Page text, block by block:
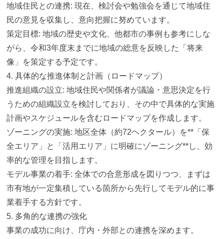
地域住民との連携: 現在、検討会や勉強会を通じて地域住
民の意見を収集し、意向把握に努めています。
策定目標: 地域の歴史や文化、他都市の事例も参考にしな
がら、令和3年度末までに地域の総意を反映した「将来
像」 を策定する予定です。
4. 具体的な推進体制と計画（ロードマップ）
推進組織の設立: 地域住民や関係者が議論・意思決定を行
うための組織設立を検討しており、 その中で具体的な実施
計画やスケジュールを含むロードマップを作成します。
ゾーニングの実施: 地区全体（約72ヘクタール）を**「保
全エリア」と「活用エリア」に明確にゾーニング**し、効
率的な管理を目指します。
モデル事業の着手: 全体での合意形成を図りつつ、
まずは
市有地が一定集積している箇所から先行してモデル的に事
業着手する方針です。
5. 多角的な連携の強化
事業の成功に向け、庁内・外部との連携を深めます。